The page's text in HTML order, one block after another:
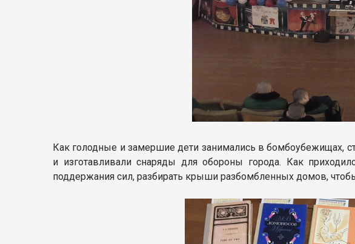
Как голодные и замершие дети занимались в бомбоубежищах,
и изготавливали снаряды для обороны города. Как
поддержания сил, разбирать крыши разбомбленных домов,